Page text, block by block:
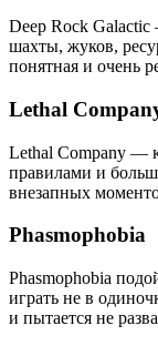
Deep Rock
шахты, жуков,
понятная и очень
Lethal
Lethal Company —
правилами и
внезапных
Phasmophobia
Phasmophobia
играть не в
и пытается не